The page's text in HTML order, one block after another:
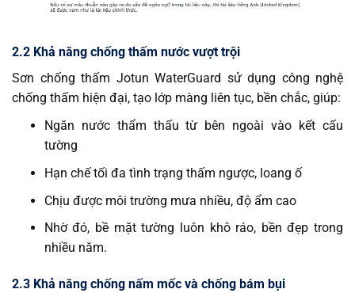
2.2 Khả năng chống thấm nước vượt trội
Sơn chống thấm Jotun WaterGuard sử dụng công nghệ
chống thấm hiện đại, tạo lớp màng liên tục, bền chắc, giúp:
Ngăn nước thẩm thấu từ bên ngoài vào kết cấu
tường
Hạn chế tối đa tình trạng thấm ngược, loang ố
Chịu được môi trường mưa nhiều, độ ẩm cao
Nhờ đó, bề mặt tường luôn khô ráo, bền đẹp trong
nhiều năm.
2.3 Khả năng chống nấm mốc và chống bám bụi